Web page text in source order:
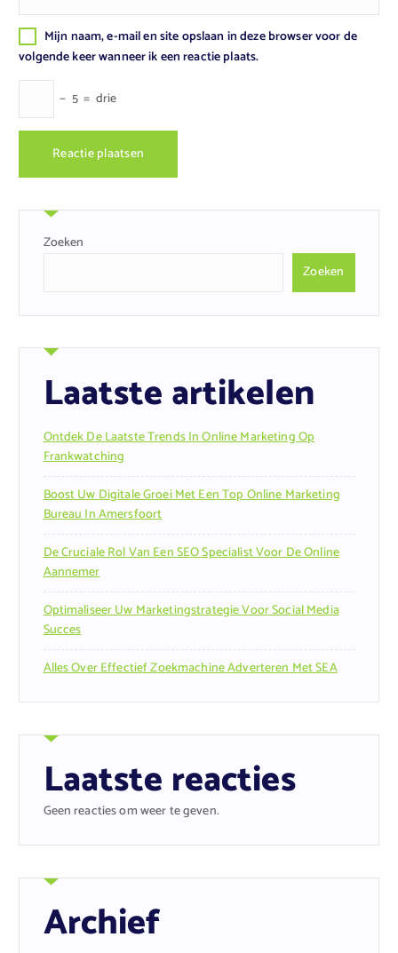
Mijn naam, e-mail en site opslaan in deze browser voor de
volgende keer wanneer ik een reactie plaats.
− 5 = drie
Zoeken
Zoeken
Laatste artikelen
Ontdek De Laatste Trends In Online Marketing Op
Frankwatching
Boost Uw Digitale Groei Met Een Top Online Marketing
Bureau In Amersfoort
De Cruciale Rol Van Een SEO Specialist Voor De Online
Aannemer
Optimaliseer Uw Marketingstrategie Voor Social Media
Succes
Alles Over Effectief Zoekmachine Adverteren Met SEA
Laatste reacties
Geen reacties om weer te geven.
Archief